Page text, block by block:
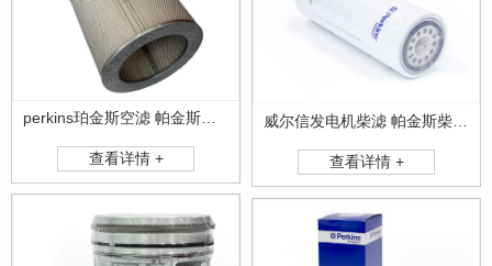
查看详情 +
威尔信发电机柴滤 帕金斯柴滤 珀金斯柴滤
查看详情 +